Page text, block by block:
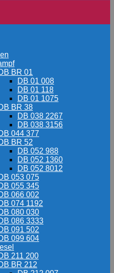
BR 01
DB 01 008
DB 01 118
DB 01 1075
BR 38
DB 038 2267
DB 038 3156
044 377
BR 52
DB 052 988
DB 052 1360
DB 052 8012
053 075
055 345
066 002
074 1192
080 030
086 3333
091 502
099 604
211 200
BR 212